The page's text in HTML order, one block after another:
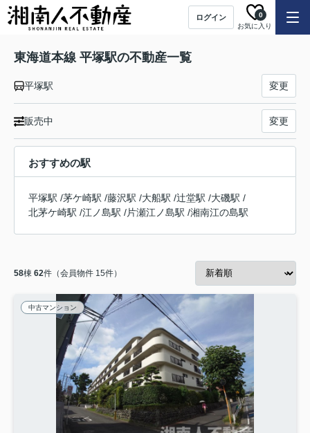
ログイン
お気に入り
0
東海道本線 平塚駅の不動産一覧
平塚駅 変更
販売中 変更
おすすめの駅
平塚駅 /茅ケ崎駅 /藤沢駅 /大船駅 /辻堂駅 /大磯駅 /
北茅ケ崎駅 /江ノ島駅 /片瀬江ノ島駅 /湘南江の島駅
58棟 62件（会員物件 15件）
中古マンション